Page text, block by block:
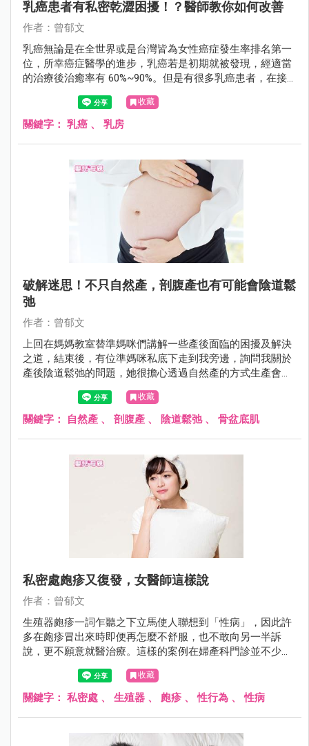
乳癌患者有私密乾澀困擾！？醫師教你如何改善
作者：曾郁文
乳癌無論是在全世界或是台灣皆為女性癌症發生率排名第一
位，所幸癌症醫學的進步，乳癌若是初期就被發現，經適當
的治療後治癒率有 60%~90%。但是有很多乳癌患者，在接
受藥物治療後，常會出現類似更年期「陰道萎縮症」的症
狀，伴隨陰道乾澀、性行為疼痛、頻尿，以及尿失禁等困
擾。
收藏
關鍵字： 乳癌 、 乳房
破解迷思！不只自然產，剖腹產也有可能會陰道鬆
弛
作者：曾郁文
上回在媽媽教室替準媽咪們講解一些產後面臨的困擾及解決
之道，結束後，有位準媽咪私底下走到我旁邊，詢問我關於
產後陰道鬆弛的問題，她很擔心透過自然產的方式生產會造
成嚴重的陰道鬆弛，因此她內心偏向選擇剖腹生產。但是難
道剖腹產的陰道就會緊實如初，不受影響嗎？
收藏
關鍵字： 自然產 、 剖腹產 、 陰道鬆弛、 骨盆底肌
私密處皰疹又復發，女醫師這樣說
作者：曾郁文
生殖器皰疹一詞乍聽之下立馬使人聯想到「性病」，因此許
多在皰疹冒出來時即便再怎麼不舒服，也不敢向另一半訴
說，更不願意就醫治療。這樣的案例在婦產科門診並不少
見，陳小姐就是長期飽受私密處皰疹折磨的苦主，到底該怎
麼預防和治療呢？
收藏
關鍵字： 私密處 、 生殖器 、 皰疹 、性行為 、性病